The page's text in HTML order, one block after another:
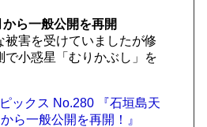
ら一般公開を再開
被害を受けていましたが修
で小惑星「むりかぶし」を
ックス No.280 『石垣島天
ら一般公開を再開！』